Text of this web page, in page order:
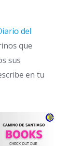
del
que
sus
en tu